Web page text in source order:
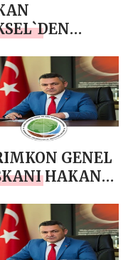
KURULUŞ YIL
MESAJI
GENEL
HAKAN
DÜNYA
GÜNÜ